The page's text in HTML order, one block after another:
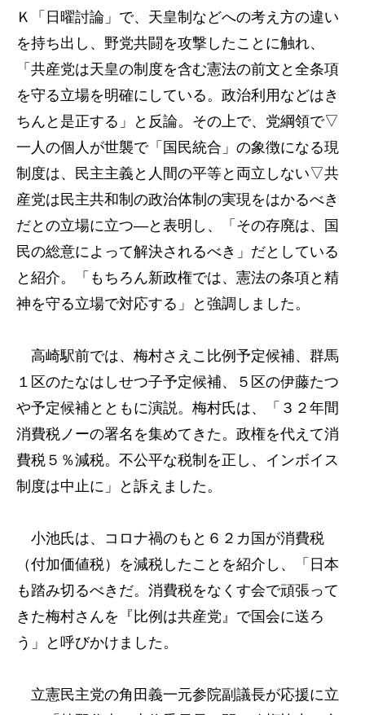
Ｋ「日曜討論」で、天皇制などへの考え方の違い
を持ち出し、野党共闘を攻撃したことに触れ、
「共産党は天皇の制度を含む憲法の前文と全条項
を守る立場を明確にしている。政治利用などはき
ちんと是正する」と反論。その上で、党綱領で▽
一人の個人が世襲で「国民統合」の象徴になる現
制度は、民主主義と人間の平等と両立しない▽共
産党は民主共和制の政治体制の実現をはかるべき
だとの立場に立つ―と表明し、「その存廃は、国
民の総意によって解決されるべき」だとしている
と紹介。「もちろん新政権では、憲法の条項と精
神を守る立場で対応する」と強調しました。
高崎駅前では、梅村さえこ比例予定候補、群馬
１区のたなはしせつ子予定候補、５区の伊藤たつ
や予定候補とともに演説。梅村氏は、「３２年間
消費税ノーの署名を集めてきた。政権を代えて消
費税５％減税。不公平な税制を正し、インボイス
制度は中止に」と訴えました。
小池氏は、コロナ禍のもと６２カ国が消費税
（付加価値税）を減税したことを紹介し、「日本
も踏み切るべきだ。消費税をなくす会で頑張って
きた梅村さんを『比例は共産党』で国会に送ろ
う」と呼びかけました。
立憲民主党の角田義一元参院副議長が応援に立